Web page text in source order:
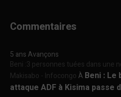
Commentaires
5 ans Avançons
Beni :3 personnes tuées dans une
Makisabo - InfocongoÀ Beni : Le
attaque ADF à Kisima passe